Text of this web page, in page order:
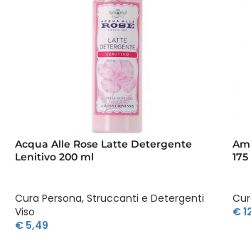
Acqua Alle Rose Latte Detergente
Lenitivo 200 ml
Cura Persona, Struccanti e Detergenti
Viso
€ 5,49
€